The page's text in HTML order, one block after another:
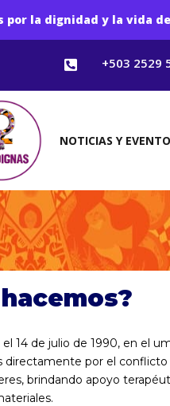
por la dignidad y la vida
 +503 2529
NOTICIAS Y
14 de julio de 1990, en el
por el
brindando apoyo